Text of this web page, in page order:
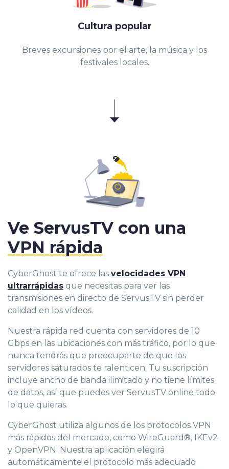
Cultura popular
Breves excursiones por el arte, la música y los
festivales locales.
Ve ServusTV con una
VPN rápida
CyberGhost te ofrece las velocidades VPN
ultrarrápidas que necesitas para ver las
transmisiones en directo de ServusTV sin perder
calidad en los vídeos.
Nuestra rápida red cuenta con servidores de 10
Gbps en las ubicaciones con más tráfico, por lo que
nunca tendrás que preocuparte de que los
servidores saturados te ralenticen. Tu suscripción
incluye ancho de banda ilimitado y no tiene límites
de datos, así que puedes ver ServusTV online todo
lo que quieras.
CyberGhost utiliza algunos de los protocolos VPN
más rápidos del mercado, como WireGuard®, IKEv2
y OpenVPN. Nuestra aplicación elegirá
automáticamente el protocolo más adecuado